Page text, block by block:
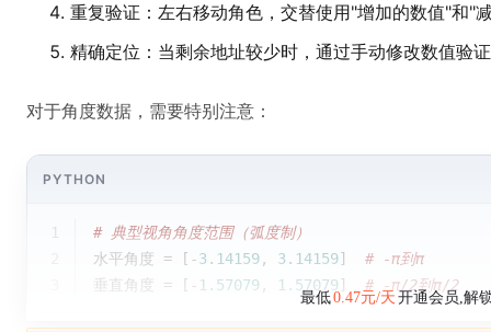
重复验证：左右移动角色，交替使用"增加的数值"和"
精确定位：当剩余地址较少时，通过手动修改数值验
对于角度数据，需要特别注意：
PYTHON
1
# 典型视角角度范围（弧度制）
水平角度 = [-3.14159, 3.14159] # -π到π
垂直角度 = [- 1.57079 , 1.57079 ] # -π/2到π/2
最低0.47元/天 开通会员,解